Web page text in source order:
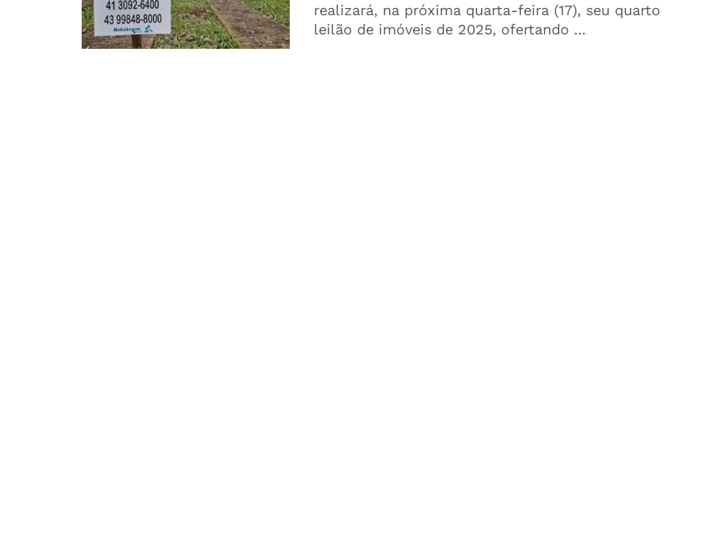
realizará, na próxima quarta-feira (17), seu quarto
leilão de imóveis de 2025, ofertando ...